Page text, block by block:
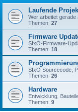
Laufende
Wer arbeitet gerade
Themen: 27
Firmware
SIxO-Firmware-
Themen: 18
SIxO Sourcecode,
Themen: 26
Hardware
Entwicklung,
Themen: 9